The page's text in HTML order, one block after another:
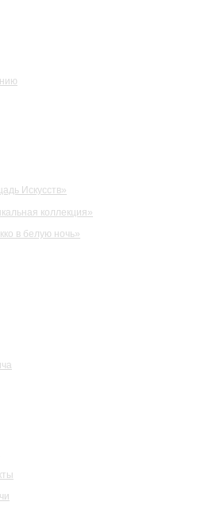
Искусств»
коллекция»
в белую ночь»